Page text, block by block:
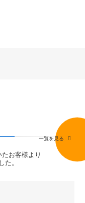
お客様より
た。
一覧を見る